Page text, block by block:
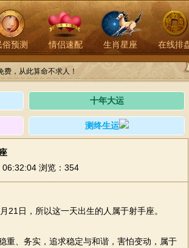
俗预测 情侣速配 生肖星座 在线排
，从此算命不求人！
十年大运
测终生运
06:32:04 浏览：354
日，所以这一天出生的人属于射手座。
、务实，追求稳定与和谐，害怕变动，属于